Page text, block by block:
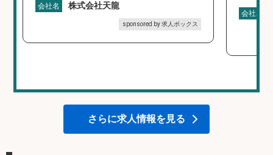
会社名 株式会社天龍
sponsored by 求人ボックス
会社名
さらに求人情報を見る